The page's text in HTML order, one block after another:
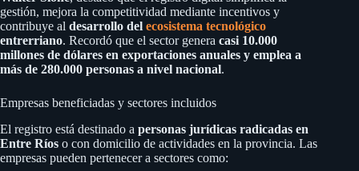
gestión, mejora la competitividad mediante incentivos y
contribuye al desarrollo del ecosistema tecnológico
entrerriano. Recordó que el sector genera casi 10.000
millones de dólares en exportaciones anuales y emplea a
más de 280.000 personas a nivel nacional.
Empresas beneficiadas y sectores incluidos
El registro está destinado a personas jurídicas radicadas en
Entre Ríos o con domicilio de actividades en la provincia. Las
empresas pueden pertenecer a sectores como: